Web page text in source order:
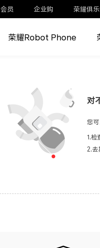
会员 企业购 荣耀俱
荣耀Robot Phone
对
您
1.检
2.去